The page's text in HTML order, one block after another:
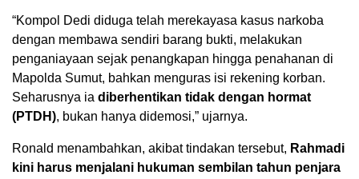
“Kompol Dedi diduga telah merekayasa kasus narkoba
dengan membawa sendiri barang bukti, melakukan
penganiayaan sejak penangkapan hingga penahanan di
Mapolda Sumut, bahkan menguras isi rekening korban.
Seharusnya ia diberhentikan tidak dengan hormat
(PTDH), bukan hanya didemosi,” ujarnya.
Ronald menambahkan, akibat tindakan tersebut, Rahmadi
kini harus menjalani hukuman sembilan tahun penjara